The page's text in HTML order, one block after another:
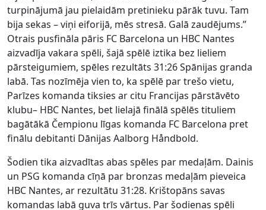
turpinājumā jau pielaidām pretinieku pārāk tuvu. Tam
bija sekas – viņi eiforijā, mēs stresā. Galā zaudējums.”
Otrais pusfināla pāris FC Barcelona un HBC Nantes
aizvadīja vakara spēli, šajā spēlē iztika bez lieliem
pārsteigumiem, spēles rezultāts 31:26 Spānijas granda
labā. Tas nozīmēja vien to, ka spēlē par trešo vietu,
Parīzes komanda tiksies ar citu Francijas pārstāvēto
klubu– HBC Nantes, bet lielajā finālā spēlēs tituliem
bagātākā Čempionu līgas komanda FC Barcelona pret
finālu debitanti Dānijas Aalborg Håndbold.
Šodien tika aizvadītas abas spēles par medaļām. Dainis
un PSG komanda cīņā par bronzas medaļām pieveica
HBC Nantes, ar rezultātu 31:28. Krištopāns savas
komandas labā guva trīs vārtus. Par šodienas spēli